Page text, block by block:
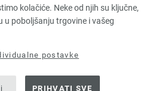
kolačiće. Neke od njih su ključne,
u poboljšanju trgovine i vašeg
postavke
PRIHVATI SVE
7,80 $
za dostavu, Osnovna cijena: 133,60 €